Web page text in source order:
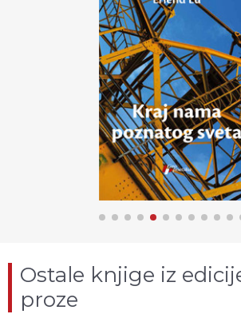
Ostale knjige iz
proze